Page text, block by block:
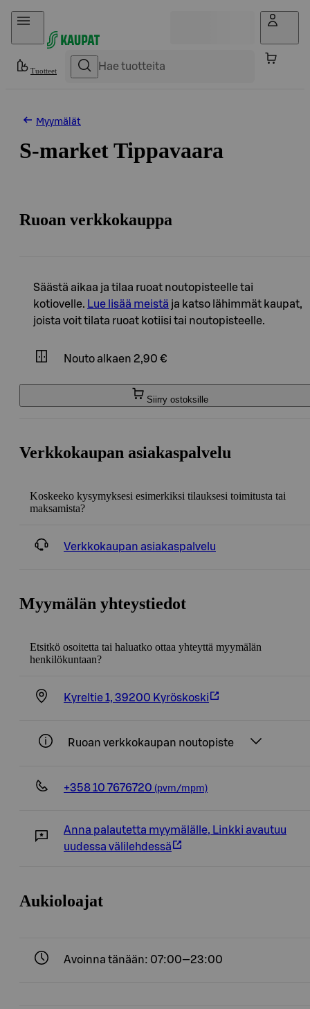
Hyppää sisältöön
Tuotteet
Myymälät
S-market Tippavaara
Ruoan verkkokauppa
Säästä aikaa ja tilaa ruoat noutopisteelle tai
kotiovelle. Lue lisää meistä ja katso lähimmät kaupat,
joista voit tilata ruoat kotiisi tai noutopisteelle.
Nouto alkaen 2,90 €
Siirry ostoksille
Verkkokaupan asiakaspalvelu
Koskeeko kysymyksesi esimerkiksi tilauksesi toimitusta tai
maksamista?
Verkkokaupan asiakaspalvelu
Myymälän yhteystiedot
Etsitkö osoitetta tai haluatko ottaa yhteyttä myymälän
henkilökuntaan?
Kyreltie 1, 39200 Kyröskoski
Ruoan verkkokaupan noutopiste
+358 10 7676720 (pvm/mpm)
Anna palautetta myymälälle, Linkki avautuu
uudessa välilehdessä
Aukioloajat
Avoinna tänään: 07:00—23:00